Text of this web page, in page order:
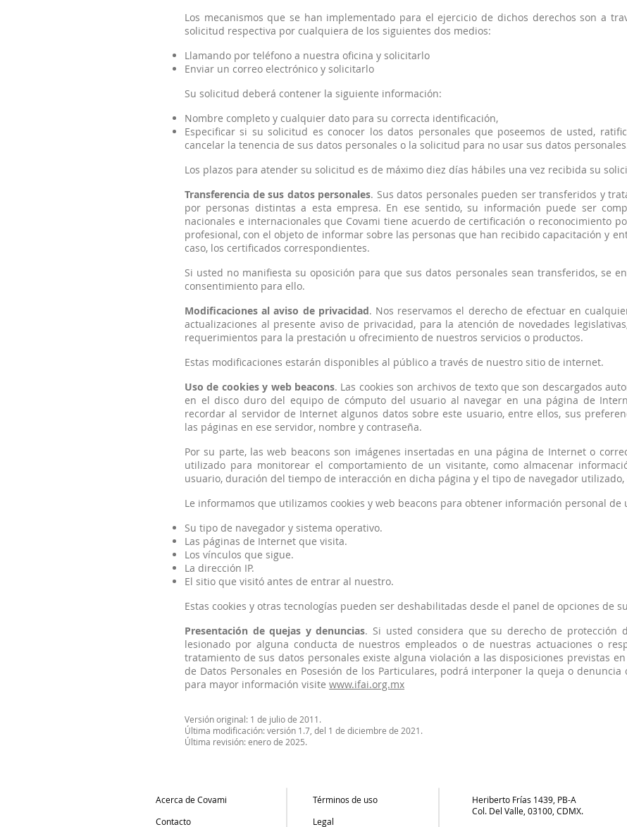
Los mecanismos que se han implementado para el ejercicio de dichos derechos son a
solicitud respectiva por cualquiera de los siguientes dos medios:
Llamando por teléfono a nuestra oficina y solicitarlo
Enviar un correo electrónico y solicitarlo
Su solicitud deberá contener la siguiente información:
Nombre completo y cualquier dato para su correcta identificación,
Especificar si su solicitud es conocer los datos personales que poseemos de usted,
cancelar la tenencia de sus datos personales o la solicitud para no usar sus datos
Los plazos para atender su solicitud es de máximo diez días hábiles una vez recibida su
Transferencia de sus datos personales. Sus datos personales pueden ser transferidos y
por personas distintas a esta empresa. En ese sentido, su información puede ser
nacionales e internacionales que Covami tiene acuerdo de certificación o reconocimiento
profesional, con el objeto de informar sobre las personas que han recibido capacitación y
caso, los certificados correspondientes.
Si usted no manifiesta su oposición para que sus datos personales sean transferidos, se
consentimiento para ello.
Modificaciones al aviso de privacidad. Nos reservamos el derecho de efectuar en
actualizaciones al presente aviso de privacidad, para la atención de novedades
requerimientos para la prestación u ofrecimiento de nuestros servicios o productos.
Estas modificaciones estarán disponibles al público a través de nuestro sitio de internet.
Uso de cookies y web beacons. Las cookies son archivos de texto que son descargados
en el disco duro del equipo de cómputo del usuario al navegar en una página de
recordar al servidor de Internet algunos datos sobre este usuario, entre ellos, sus
las páginas en ese servidor, nombre y contraseña.
Por su parte, las web beacons son imágenes insertadas en una página de Internet o
utilizado para monitorear el comportamiento de un visitante, como almacenar
usuario, duración del tiempo de interacción en dicha página y el tipo de navegador
Le informamos que utilizamos cookies y web beacons para obtener información personal de
Su tipo de navegador y sistema operativo.
Las páginas de Internet que visita.
Los vínculos que sigue.
La dirección IP.
El sitio que visitó antes de entrar al nuestro.
Estas cookies y otras tecnologías pueden ser deshabilitadas desde el panel de opciones de
Presentación de quejas y denuncias. Si usted considera que su derecho de protección
lesionado por alguna conducta de nuestros empleados o de nuestras actuaciones o
tratamiento de sus datos personales existe alguna violación a las disposiciones previstas
de Datos Personales en Posesión de los Particulares, podrá interponer la queja o denuncia
para mayor información visite www.ifai.org.mx
Versión original: 1 de julio de 2011.
Última modificación: versión 1.7, del 1 de diciembre de 2021.
Última revisión: enero de 2025.
Heriberto Frías 1439, PB-A
Col. Del Valle, 03100, CDMX.
Acerca de Covami
Contacto
Términos de uso
Legal